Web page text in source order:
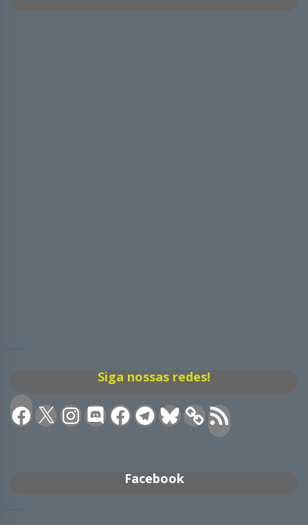
Siga nossas redes!
Facebook
X Instagram
DiscordFacebookTelegramBluesky Feed
RSS
Facebook